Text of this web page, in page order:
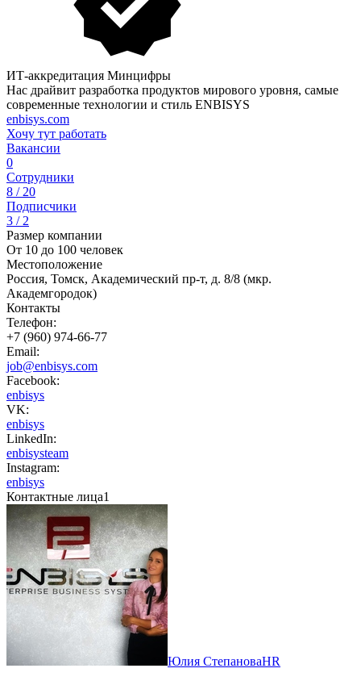
ИТ-аккредитация Минцифры
Нас драйвит разработка продуктов мирового уровня, самые
современные технологии и стиль ENBISYS
enbisys.com
Хочу тут работать
Вакансии
0
Сотрудники
8 / 20
Подписчики
3 / 2
Размер компании
От 10 до 100 человек
Местоположение
Россия, Томск, Академический пр-т, д. 8/8 (мкр.
Академгородок)
Контакты
Телефон:
+7 (960) 974-66-77
Email:
job@enbisys.com
Facebook:
enbisys
VK:
enbisys
LinkedIn:
enbisysteam
Instagram:
enbisys
Контактные лица1
Юлия СтепановаHR